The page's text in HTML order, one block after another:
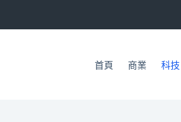
首頁 商業 科技